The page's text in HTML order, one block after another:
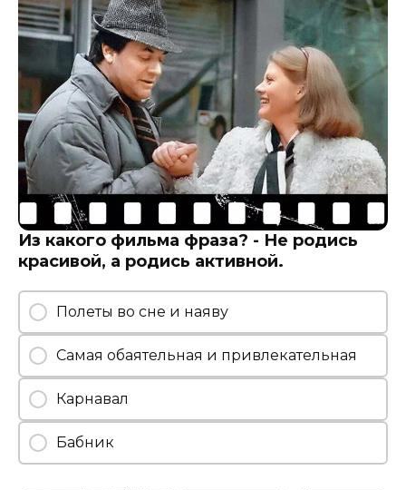
Из какого фильма фраза? - Не родись
красивой, а родись активной.
Полеты во сне и наяву
Самая обаятельная и привлекательная
Карнавал
Бабник